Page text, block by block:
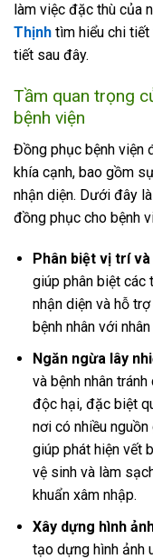
làm việc đặc thù của
Thịnh tìm hiểu chi
tiết sau đây.
Tầm quan trọng
bệnh viện
Đồng phục bệnh viện
khía cạnh, bao gồm
nhận diện. Dưới đây
đồng phục cho bệnh
Phân biệt vị trí
giúp phân biệt các
nhận diện và hỗ
bệnh nhân với
Ngăn ngừa lây
và bệnh nhân
độc hại, đặc biệt
nơi có nhiều
giúp phát hiện vết
vệ sinh và làm
khuẩn xâm nhập.
Xây dựng hình
tạo dựng hình ảnh